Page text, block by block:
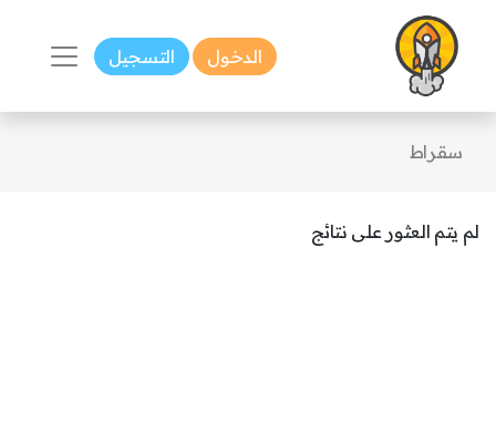
الدخول التسجيل
سقراط
لم يتم العثور على نتائج